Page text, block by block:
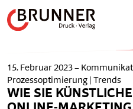
15. Februar 2023 –
Prozessoptimierung | Trends
WIE SIE